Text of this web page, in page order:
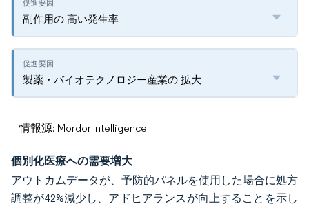
副作用の 高い発生率
製薬・バイオテクノロジー産業の 拡大
情報源: Mordor Intelligence
個別化医療への需要増大
アウトカムデータが、予防的パネルを使用した場合に処方
調整が42%減少し、アドヒアランスが向上することを示し